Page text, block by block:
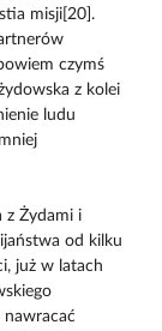
misji[20].
czymś
z kolei
ludu
z Żydami i
od kilku
już w latach
nawracać